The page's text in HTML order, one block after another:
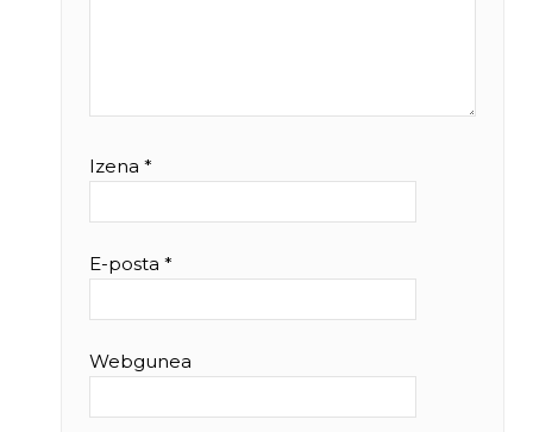
Izena*
E-posta*
Webgunea